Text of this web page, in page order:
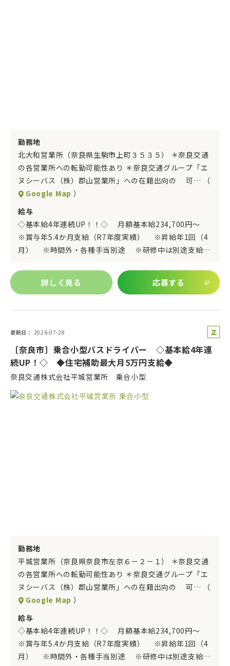
勤務地
北大和営業所（奈良県生駒市上町３５３５） ＊奈良交通
の各営業所への転勤可能性あり ＊奈良交通グループ「エ
ヌシーバス（株）郡山営業所」への在籍出向の 可… （
Google Map ）
給与
◇基本給4年連続UP！！◇ 月額基本給234,700円～
※賞与年5.4か月支給（R7年度実績） ※昇給年1回（4
月） ※時間外・各種手当別途 ※研修中は別途支給…
詳しく見る 応募する
更新日 2026-07-28
正
員
［奈良市］乗合小型バスドライバー ◇基本給4年連
続UP！◇ ◆住宅補助最大月5万円支給◆
奈良交通株式会社平城営業所 乗合小型
勤務地
平城営業所（奈良県奈良市左京６－２－１） ＊奈良交通
の各営業所への転勤可能性あり ＊奈良交通グループ「エ
ヌシーバス（株）郡山営業所」への在籍出向の 可… （
Google Map ）
給与
◇基本給4年連続UP！！◇ 月額基本給234,700円～
※賞与年5.4か月支給（R7年度実績） ※昇給年1回（4
月） ※時間外・各種手当別途 ※研修中は別途支給…